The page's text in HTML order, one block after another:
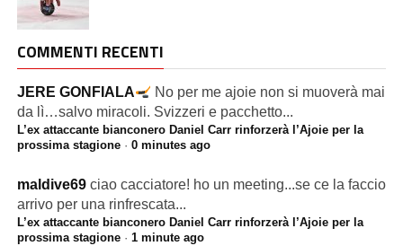
COMMENTI RECENTI
JERE GONFIALA
No per me ajoie non si muoverà mai
da lì…salvo miracoli. Svizzeri e pacchetto...
L’ex attaccante bianconero Daniel Carr rinforzerà l’Ajoie per la
prossima stagione· 0 minutes ago
maldive69 ciao cacciatore! ho un meeting...se ce la faccio
arrivo per una rinfrescata...
L’ex attaccante bianconero Daniel Carr rinforzerà l’Ajoie per la
prossima stagione· 1 minute ago